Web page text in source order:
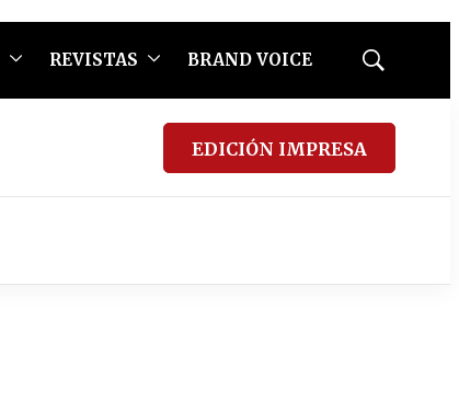
REVISTAS BRAND VOICE
Mostrar
EDICIÓN IMPRESA